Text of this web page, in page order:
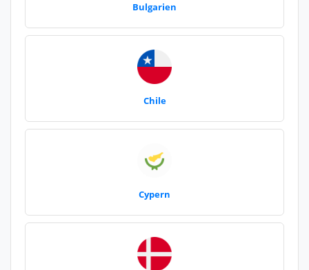
Bulgarien
Chile
Cypern